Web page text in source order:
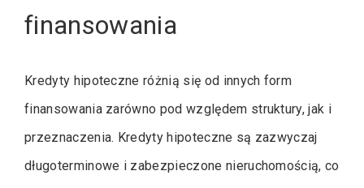
finansowania
Kredyty hipoteczne różnią się od innych form
finansowania zarówno pod względem struktury, jak i
przeznaczenia. Kredyty hipoteczne są zazwyczaj
długoterminowe i zabezpieczone nieruchomością, co